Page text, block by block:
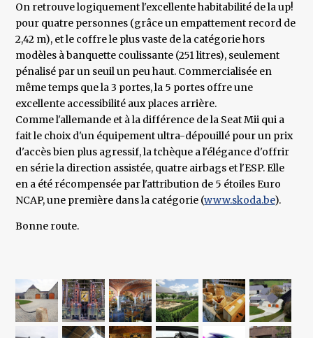
On retrouve logiquement l'excellente habitabilité de la up!
pour quatre personnes (grâce un empattement record de
2,42 m), et le coffre le plus vaste de la catégorie hors
modèles à banquette coulissante (251 litres), seulement
pénalisé par un seuil un peu haut. Commercialisée en
même temps que la 3 portes, la 5 portes offre une
excellente accessibilité aux places arrière.
Comme l'allemande et à la différence de la Seat Mii qui a
fait le choix d'un équipement ultra-dépouillé pour un prix
d'accès bien plus agressif, la tchèque a l'élégance d'offrir
en série la direction assistée, quatre airbags et l'ESP. Elle
en a été récompensée par l'attribution de 5 étoiles Euro
NCAP, une première dans la catégorie (www.skoda.be).
Bonne route.